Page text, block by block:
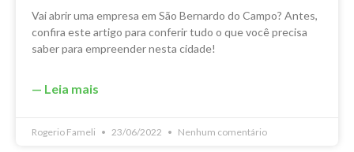
Vai abrir uma empresa em São Bernardo do Campo? Antes,
confira este artigo para conferir tudo o que você precisa
saber para empreender nesta cidade!
— Leia mais
Rogerio Fameli 23/06/2022 Nenhum comentário